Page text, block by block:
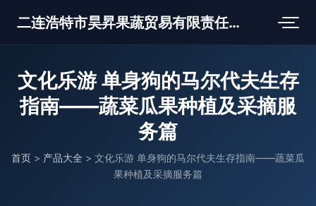
二连浩特市昊昇果蔬贸易有限责任公司
文化乐游 单身狗的马尔代夫生存
指南——蔬菜瓜果种植及采摘服
务篇
首页 > 产品大全 > 文化乐游 单身狗的马尔代夫生存指南——蔬菜瓜
果种植及采摘服务篇